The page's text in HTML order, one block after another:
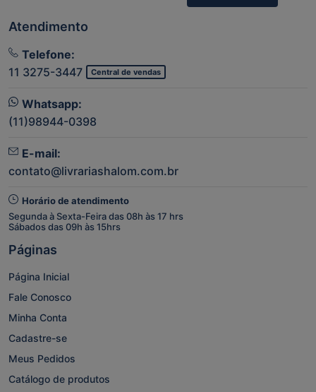
Atendimento
Telefone:
11 3275-3447
Central de vendas
Whatsapp:
(11)98944-0398
E-mail:
contato@livrariashalom.com.br
Horário de atendimento
Segunda à Sexta-Feira das 08h às 17 hrs
Sábados das 09h às 15hrs
Páginas
Página Inicial
Fale Conosco
Minha Conta
Cadastre-se
Meus Pedidos
Catálogo de produtos